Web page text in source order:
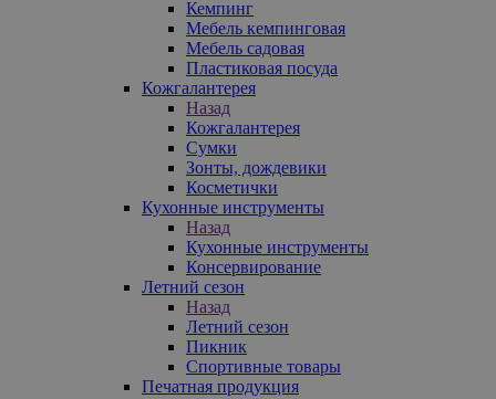
Кемпинг
Мебель кемпинговая
Мебель садовая
Пластиковая посуда
Кожгалантерея
Назад
Кожгалантерея
Сумки
Зонты, дождевики
Косметички
Кухонные инструменты
Назад
Кухонные инструменты
Консервирование
Летний сезон
Назад
Летний сезон
Пикник
Спортивные товары
Печатная продукция